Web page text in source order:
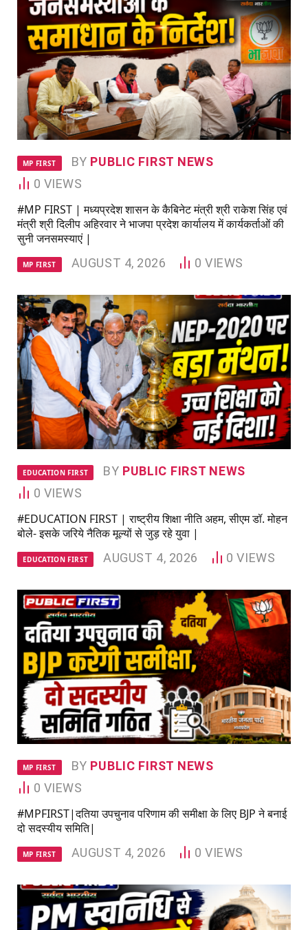
MP FIRST BY PUBLIC FIRST NEWS
0 VIEWS
#MP FIRST | मध्यप्रदेश शासन के कैबिनेट मंत्री श्री राकेश सिंह एवं
मंत्री श्री दिलीप अहिरवार ने भाजपा प्रदेश कार्यालय में कार्यकर्ताओं की
सुनी जनसमस्याएं |
MP FIRST AUGUST 4, 2026 0VIEWS
EDUCATION FIRST BY PUBLIC FIRST NEWS
0 VIEWS
#EDUCATION FIRST | राष्ट्रीय शिक्षा नीति अहम, सीएम डॉ. मोहन
बोले- इसके जरिये नैतिक मूल्यों से जुड़ रहे युवा |
EDUCATION FIRST AUGUST 4, 2026 0VIEWS
MP FIRST BY PUBLIC FIRST NEWS
0 VIEWS
#MPFIRST|दतिया उपचुनाव परिणाम की समीक्षा के लिए BJP ने बनाई
दो सदस्यीय समिति|
MP FIRST AUGUST 4, 2026 0VIEWS